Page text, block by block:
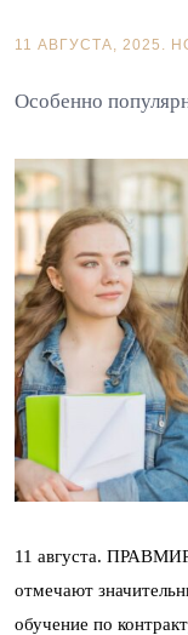
11 АВГУСТА, 2025.
Особенно
11 августа.
отмечают
обучение по